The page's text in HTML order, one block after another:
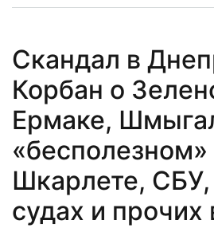
Скандал в
Корбан о
Ермаке,
«бесполезном»
Шкарлете,
судах и прочих